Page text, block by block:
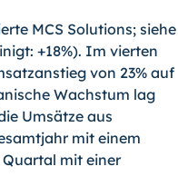
MCS Solutions; siehe
+18%). Im vierten
von 23% auf
Wachstum lag
Umsätze aus
mit einem
mit einer